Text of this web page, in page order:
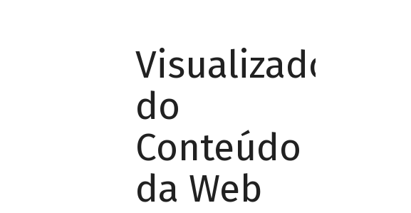
Visualizador
do
Conteúdo
da Web